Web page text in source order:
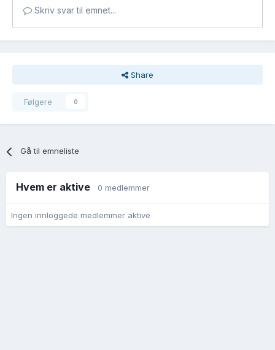
Skriv svar til emnet...
Share
Følgere 0
Gå til emneliste
Hvem er aktive 0 medlemmer
Ingen innloggede medlemmer aktive